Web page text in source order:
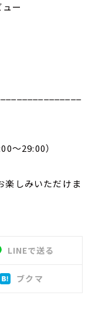
ー
～29:00）
楽しみいただけま
LINEで送る
ブクマ